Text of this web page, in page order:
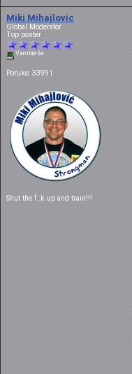
Miki Mihajlovic
Global Moderator
Top poster
Van mreže
Poruke: 33991
Shut the f..k up and train!!!